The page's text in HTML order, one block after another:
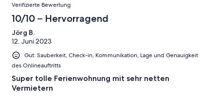
Verifizierte Bewertung
10/10 – Hervorragend
Jörg B.
12. Juni 2023
Gut: Sauberkeit, Check-in, Kommunikation, Lage und Genauigkeit
des Onlineauftritts
Super tolle Ferienwohnung mit sehr netten
Vermietern